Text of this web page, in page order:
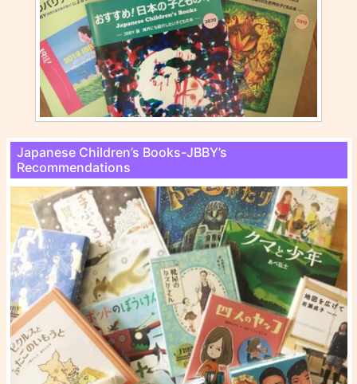
Japanese Children’s Books-JBBY’s
Recommendations